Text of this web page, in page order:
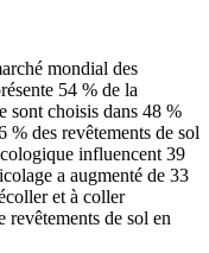
mondial des
54 % de la
sont choisis dans 48 %
des revêtements de sol
influencent 39
a augmenté de 33
et à coller
revêtements de sol en